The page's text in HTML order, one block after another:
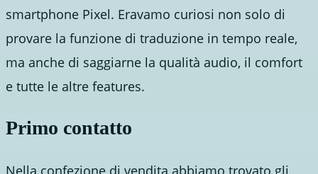
smartphone Pixel. Eravamo curiosi non solo di
provare la funzione di traduzione in tempo reale,
ma anche di saggiarne la qualità audio, il comfort
e tutte le altre features.
Primo contatto
Nella confezione di vendita abbiamo trovato gli